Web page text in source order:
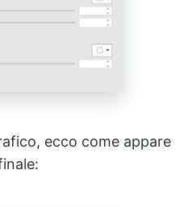
ecco come appare